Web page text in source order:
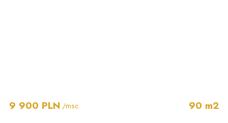
9 900 PLN /msc 90 m2